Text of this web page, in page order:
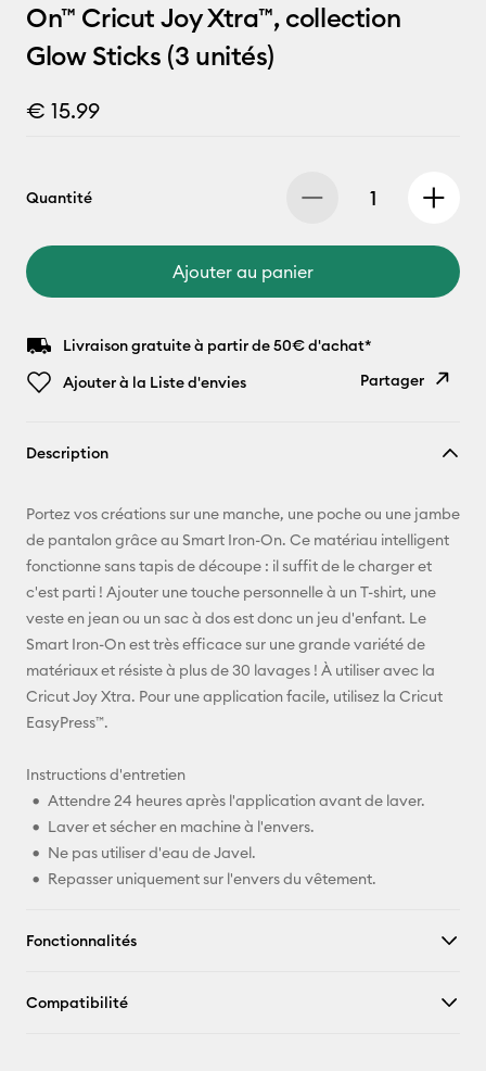
On™ Cricut Joy Xtra™, collection
Glow Sticks (3 unités)
€ 15.99
Quantité
Ajouter au panier
Livraison gratuite à partir de 50€ d'achat*
Ajouter à la Liste d'envies
Partager
Pinterest
Facebook
X
Description
Portez vos créations sur une manche, une poche ou une jambe
de pantalon grâce au Smart Iron-On. Ce matériau intelligent
fonctionne sans tapis de découpe : il suffit de le charger et
c'est parti ! Ajouter une touche personnelle à un T-shirt, une
veste en jean ou un sac à dos est donc un jeu d'enfant. Le
Smart Iron-On est très efficace sur une grande variété de
matériaux et résiste à plus de 30 lavages ! À utiliser avec la
Cricut Joy Xtra. Pour une application facile, utilisez la Cricut
EasyPress™.
Instructions d'entretien
Attendre 24 heures après l'application avant de laver.
Laver et sécher en machine à l'envers.
Ne pas utiliser d'eau de Javel.
Repasser uniquement sur l'envers du vêtement.
Fonctionnalités
Compatibilité